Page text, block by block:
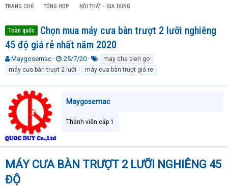
TRANG CHỦ TỔNG HỢP NỘI THẤT - GIA DỤNG
Toàn quốc
Chọn mua máy cưa bàn trượt 2 lưỡi nghiêng
45 độ giá rẻ nhất năm 2020
T
h
r
e
d
s
t
r
e
r
Maygosemac
N
g
à
y
ử
25/7/20
ừ
k
h
a
may che bien go
máy cưa bàn trượt 2 lưỡi
máy cưa bàn trượt giá re
Maygosemac
Thành viên cấp 1
MÁY CƯA BÀN TRƯỢT 2 LƯỠI NGHIÊNG 45
ĐỘ